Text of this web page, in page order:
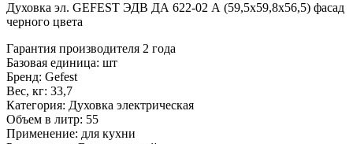
Духовка эл. GEFEST ЭДВ ДА 622-02 А (59,5х59,8х56,5) фасад
черного цвета
Гарантия производителя 2 года
Базовая единица: шт
Бренд: Gefest
Вес, кг: 33,7
Категория: Духовка электрическая
Объем в литр: 55
Применение: для кухни